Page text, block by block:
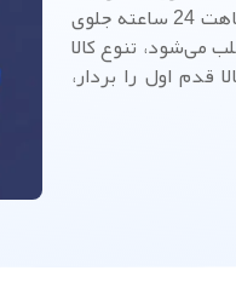
زمانی یا مکانی. با طراحی سایت حرفه‌ای، فروشگاهت 24 ساعته جلوی
می‌شود، تنوع کالا
اول را بردار،